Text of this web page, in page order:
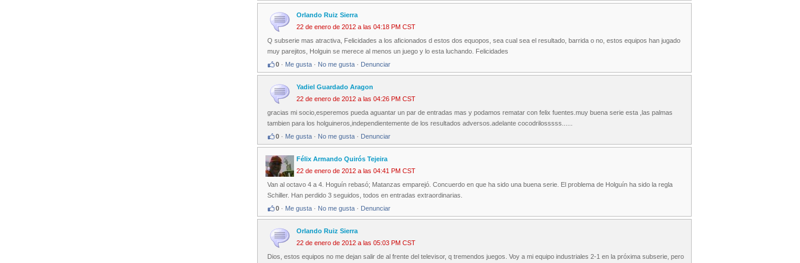
Orlando Ruiz Sierra
22 de enero de 2012 a las 04:18 PM CST
Q subserie mas atractiva, Felicidades a los aficionados d estos dos equopos, sea cual sea el resultado, barrida o no, estos equipos han jugado
muy parejitos, Holguin se merece al menos un juego y lo esta luchando. Felicidades
0 · Me gusta · No me gusta · Denunciar
Yadiel Guardado Aragon
22 de enero de 2012 a las 04:26 PM CST
gracias mi socio,esperemos pueda aguantar un par de entradas mas y podamos rematar con felix fuentes.muy buena serie esta ,las palmas
tambien para los holguineros,independientemente de los resultados adversos.adelante cocodrilosssss......
0 · Me gusta · No me gusta · Denunciar
Félix Armando Quirós Tejeira
22 de enero de 2012 a las 04:41 PM CST
Van al octavo 4 a 4. Hoguín rebasó; Matanzas emparejó. Concuerdo en que ha sido una buena serie. El problema de Holguín ha sido la regla
Schiller. Han perdido 3 seguidos, todos en entradas extraordinarias.
0 · Me gusta · No me gusta · Denunciar
Orlando Ruiz Sierra
22 de enero de 2012 a las 05:03 PM CST
Dios, estos equipos no me dejan salir de al frente del televisor, q tremendos juegos. Voy a mi equipo industriales 2-1 en la próxima subserie, pero